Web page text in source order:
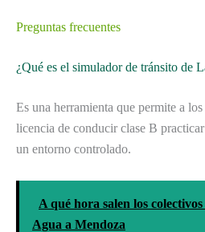
Preguntas frecuentes
¿Qué es el simulador de tránsito de
Es una herramienta que permite a
licencia de conducir clase B
un entorno controlado.
A qué hora salen los
Agua a Mendoza